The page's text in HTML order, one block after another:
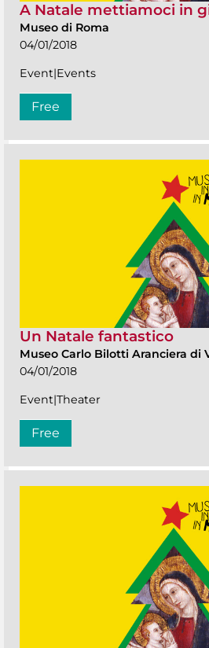
A Natale mettiamoci in
Museo di Roma
04/01/2018
Event|Events
Free
Un Natale fantastico
Museo Carlo Bilotti Aranciera di
04/01/2018
Event|Theater
Free